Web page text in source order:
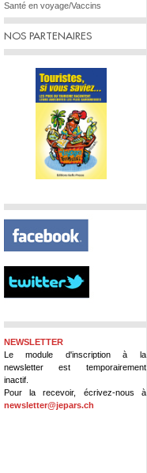
Santé en voyage/Vaccins
NOS PARTENAIRES
NEWSLETTER
Le module d'inscription à la
newsletter est temporairement
inactif.
Pour la recevoir, écrivez-nous à
newsletter@jepars.ch